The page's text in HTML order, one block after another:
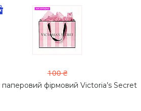
100 ₴
паперовий фірмовий Victoria’s Secret